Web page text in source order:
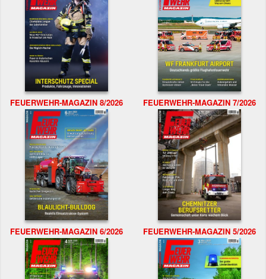
FEUERWEHR-MAGAZIN 8/2026 FEUERWEHR-MAGAZIN 7/2026
FEUERWEHR-MAGAZIN 6/2026 FEUERWEHR-MAGAZIN 5/2026